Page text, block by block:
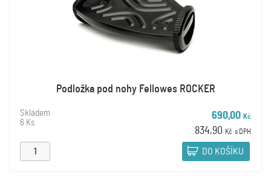
Podložka pod nohy Fellowes ROCKER
Skladem
6 Ks
690,00 Kč
834,90 Kč s DPH
DO KOŠÍKU